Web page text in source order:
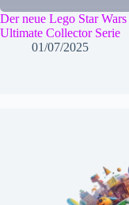
Der neue Lego Star
Ultimate Collector Serie
01/07/2025